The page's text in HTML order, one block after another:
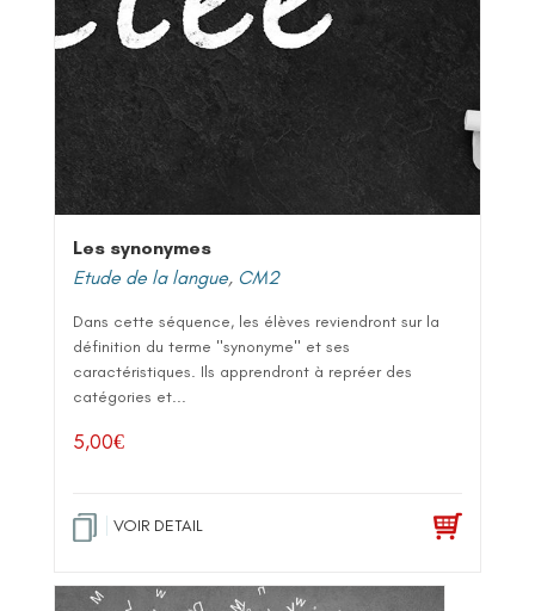
Les synonymes
Etude de la langue, CM2
Dans cette séquence, les élèves reviendront sur la
définition du terme "synonyme" et ses
caractéristiques. Ils apprendront à repréer des
catégories et...
5,00€
VOIR DETAIL